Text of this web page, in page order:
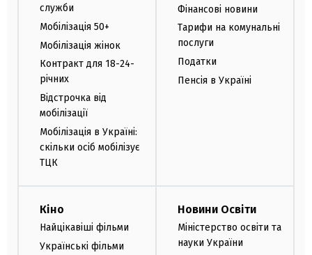
служби
Мобілізація 50+
Мобілізація жінок
Контракт для 18-24-
річних
Відстрочка від
мобілізації
Мобілізація в Україні:
скільки осіб мобілізує
ТЦК
Фінансові новини
Тарифи на комунальні
послуги
Податки
Пенсія в Україні
Кіно
Найцікавіші фільми
Українські фільми
Новини Освіти
Міністерство освіти та
науки України